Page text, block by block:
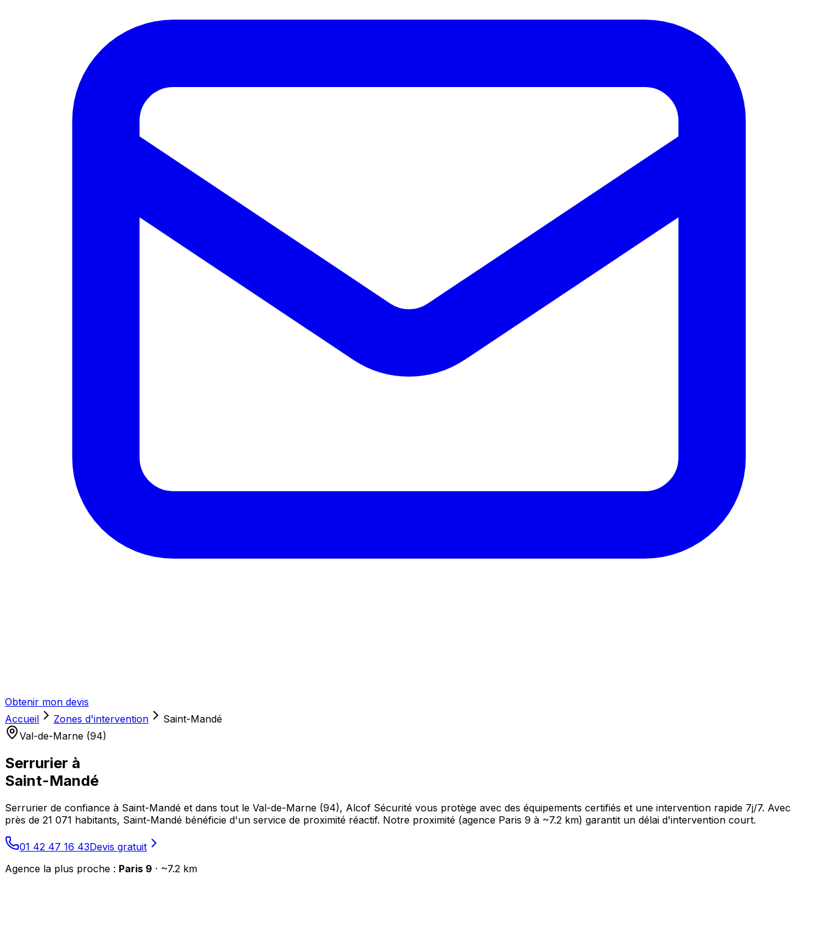
Obtenir mon devis
Accueil
Zones d'intervention
Saint-Mandé
Val-de-Marne (94)
Serrurier à
Saint-Mandé
Serrurier de confiance à Saint-Mandé et dans tout le Val-de-Marne (94), Alcof Sécurité vous protège avec des équipements certifiés et une intervention rapide 7j/7. Avec
près de 21 071 habitants, Saint-Mandé bénéficie d'un service de proximité réactif. Notre proximité (agence Paris 9 à ~7.2 km) garantit un délai d'intervention court.
01 42 47 16 43Devis gratuit
Agence la plus proche : Paris 9 · ~7.2 km